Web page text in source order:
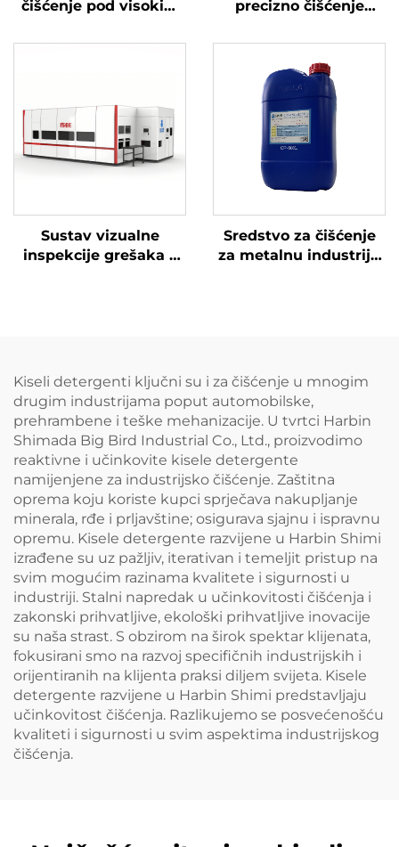
čišćenje pod visokim
precizno čišćenje
tlakom
Sustav vizualne
inspekcije grešaka –
Sredstvo za čišćenje
za metalnu industriju
Kiseli detergenti ključni su i za čišćenje u mnogim
drugim industrijama poput automobilske,
prehrambene i teške mehanizacije. U tvrtci Harbin
Shimada Big Bird Industrial Co., Ltd., proizvodimo
reaktivne i učinkovite kisele detergente
namijenjene za industrijsko čišćenje. Zaštitna
oprema koju koriste kupci sprječava nakupljanje
minerala, rđe i prljavštine; osigurava sjajnu i ispravnu
opremu. Kisele detergente razvijene u Harbin Shimi
izrađene su uz pažljiv, iterativan i temeljit pristup na
svim mogućim razinama kvalitete i sigurnosti u
industriji. Stalni napredak u učinkovitosti čišćenja i
zakonski prihvatljive, ekološki prihvatljive inovacije
su naša strast. S obzirom na širok spektar klijenata,
fokusirani smo na razvoj specifičnih industrijskih i
orijentiranih na klijenta praksi diljem svijeta. Kisele
detergente razvijene u Harbin Shimi predstavljaju
učinkovitost čišćenja. Razlikujemo se posvećenošću
kvaliteti i sigurnosti u svim aspektima industrijskog
čišćenja.